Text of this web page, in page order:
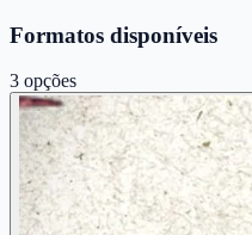
Formatos disponíveis
3 opções